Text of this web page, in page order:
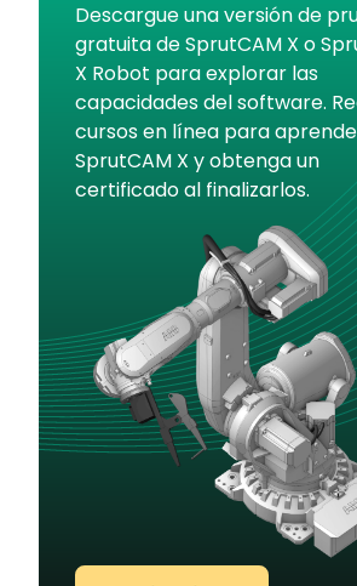
Descargue una versión de
gratuita de SprutCAM X o
X Robot para explorar las
capacidades del software.
cursos en línea para
SprutCAM X y obtenga un
certificado al finalizarlos.